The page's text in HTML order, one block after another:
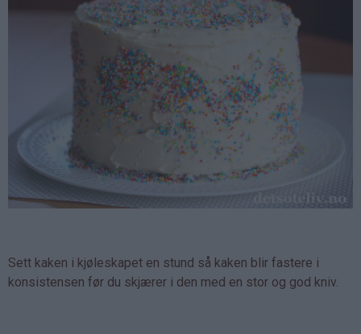
Sett kaken i kjøleskapet en stund så kaken blir fastere i
konsistensen før du skjærer i den med en stor og god kniv.